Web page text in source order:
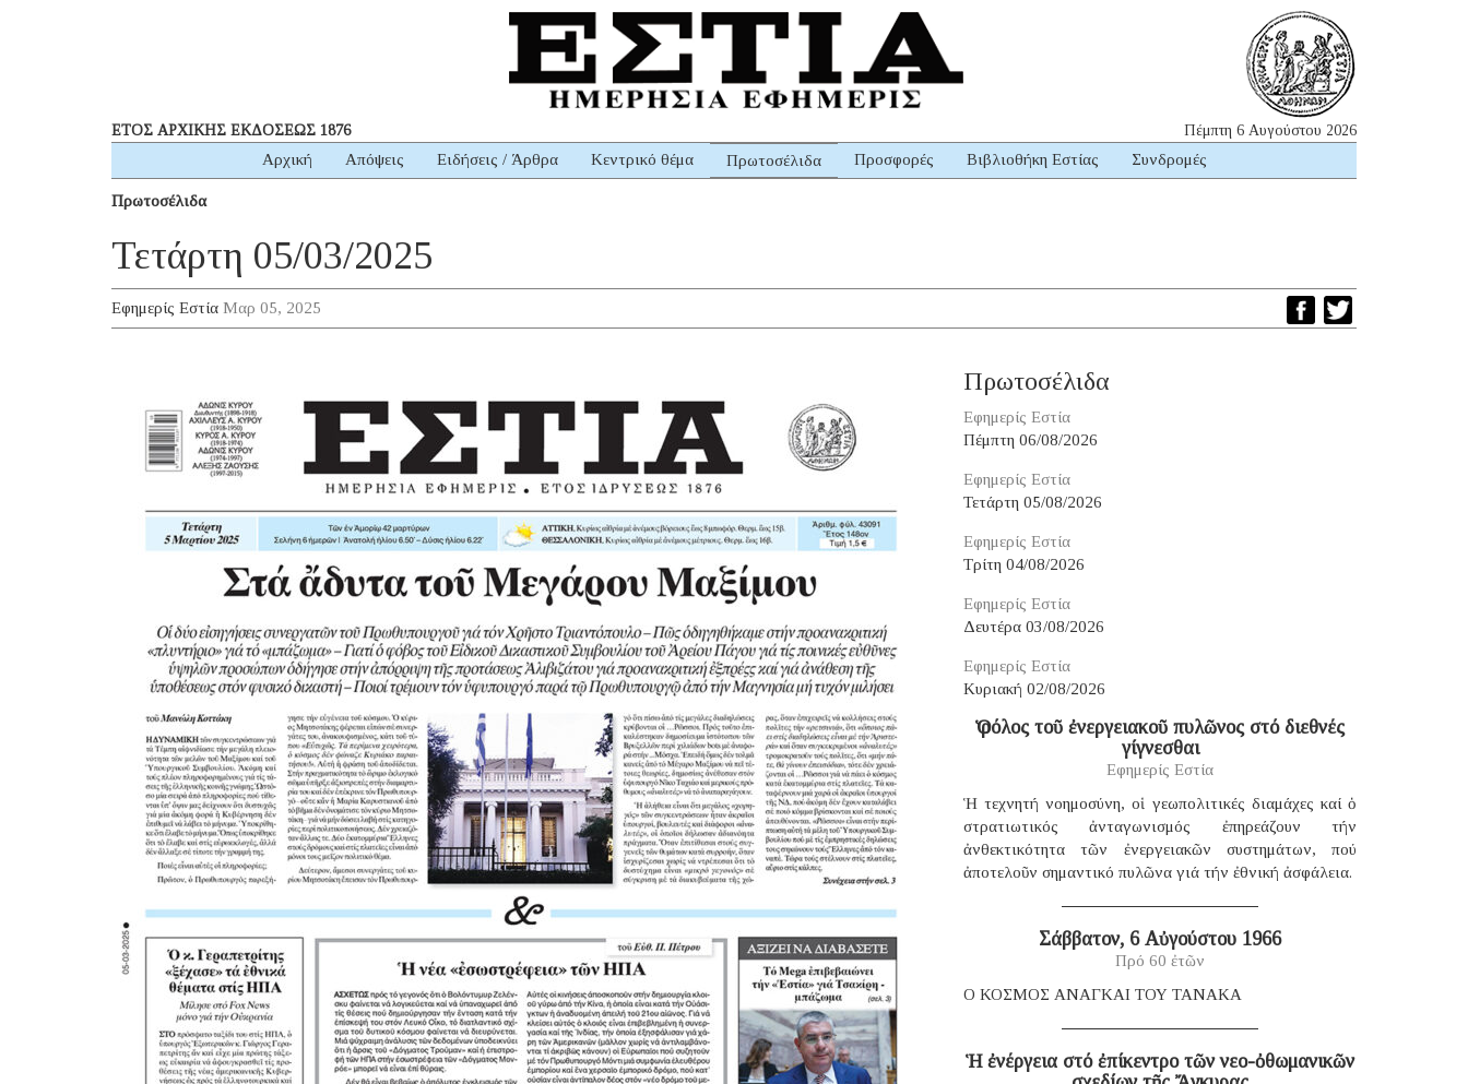
ΕΤΟΣ ΑΡΧΙΚΗΣ ΕΚΔΟΣΕΩΣ 1876 Πέμπτη 6 Αυγούστου 2026
Αρχική Απόψεις Ειδήσεις / Άρθρα Κεντρικό θέμα Πρωτοσέλιδα Προσφορές Βιβλιοθήκη Εστίας Συνδρομές
Πρωτοσέλιδα
Τετάρτη 05/03/2025
Εφημερίς Εστία Μαρ 05, 2025
Πρωτοσέλιδα
Εφημερίς Εστία
Πέμπτη 06/08/2026
Εφημερίς Εστία
Τετάρτη 05/08/2026
Εφημερίς Εστία
Τρίτη 04/08/2026
Εφημερίς Εστία
Δευτέρα 03/08/2026
Εφημερίς Εστία
Κυριακή 02/08/2026
Ὁ ρόλος τοῦ ἐνεργειακοῦ πυλῶνος στό διεθνές
γίγνεσθαι
Εφημερίς Εστία
Ἡ τεχνητή νοημοσύνη, οἱ γεωπολιτικές διαμάχες καί ὁ
στρατιωτικός ἀνταγωνισμός ἐπηρεάζουν τήν
ἀνθεκτικότητα τῶν ἐνεργειακῶν συστημάτων, πού
ἀποτελοῦν σημαντικό πυλῶνα γιά τήν ἐθνική ἀσφάλεια.
Σάββατον, 6 Αὐγούστου 1966
Πρό 60 ἐτῶν
Ο ΚΟΣΜΟΣ ΑΝΑΓΚΑΙ ΤΟΥ ΤΑΝΑΚΑ
Ἡ ἐνέργεια στό ἐπίκεντρο τῶν νεο-ὀθωμανικῶν